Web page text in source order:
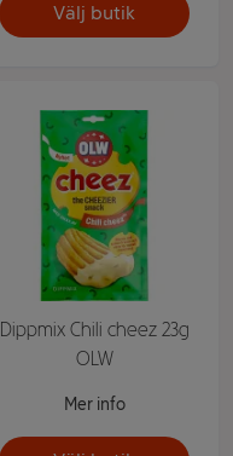
Välj butik
Dippmix Chili cheez 23g
OLW
Mer info